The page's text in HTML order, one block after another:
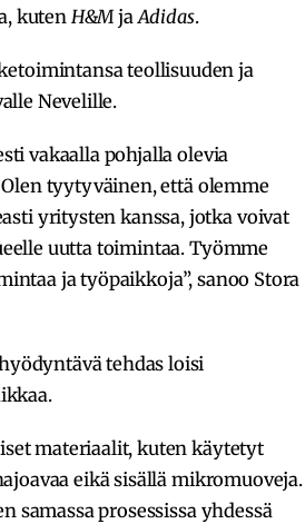
kuten H&MjaAdidas.
teollisuuden ja
Nevelille.
vakaalla pohjalla olevia
tyytyväinen, että olemme
yritysten kanssa, jotka voivat
uutta toimintaa. Työmme
ja työpaikkoja”, sanoo Stora
tehdas loisi
materiaalit, kuten käytetyt
eikä sisällä mikromuoveja.
samassa prosessissa yhdessä